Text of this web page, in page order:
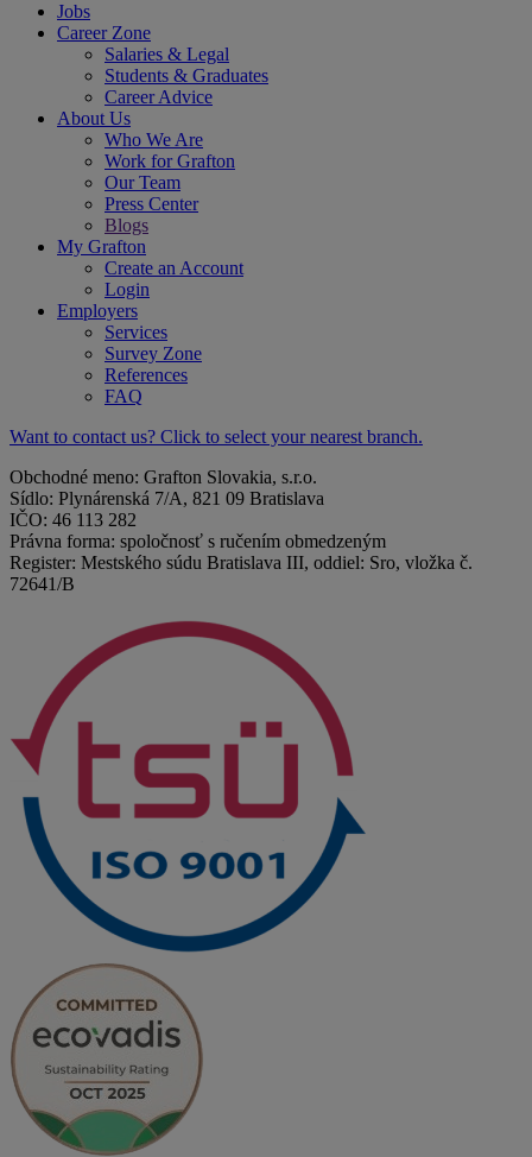
Jobs
Career Zone
Salaries & Legal
Students & Graduates
Career Advice
About Us
Who We Are
Work for Grafton
Our Team
Press Center
Blogs
My Grafton
Create an Account
Login
Employers
Services
Survey Zone
References
FAQ
Want to contact us? Click to select your nearest branch.
Obchodné meno: Grafton Slovakia, s.r.o.
Sídlo: Plynárenská 7/A, 821 09 Bratislava
IČO: 46 113 282
Právna forma: spoločnosť s ručením obmedzeným
Register: Mestského súdu Bratislava III, oddiel: Sro, vložka č.
72641/B